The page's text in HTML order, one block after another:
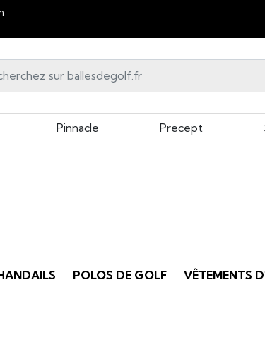
Pinnacle Precept
POLOS DE GOLF VÊTEMENTS